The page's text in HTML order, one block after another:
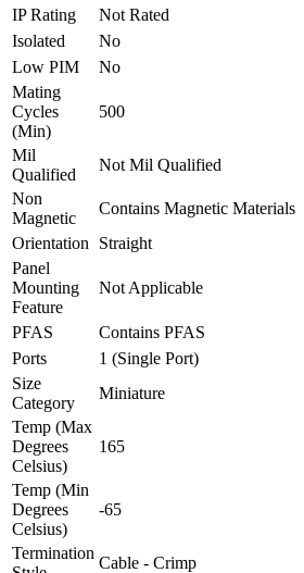
IP Rating
Not Rated
Isolated
No
Low PIM
No
Mating
Cycles
(Min)
500
Mil
Qualified
Not Mil Qualified
Non
Magnetic
Contains Magnetic Materials
Orientation
Straight
Panel
Mounting
Feature
Not Applicable
PFAS
Contains PFAS
Ports
1 (Single Port)
Size
Category
Miniature
Temp (Max
Degrees
Celsius)
165
Temp (Min
Degrees
Celsius)
-65
Termination
Cable - Crimp